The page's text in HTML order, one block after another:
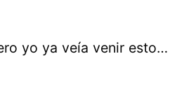
yo ya veía venir esto…